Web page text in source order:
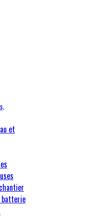
et
batterie